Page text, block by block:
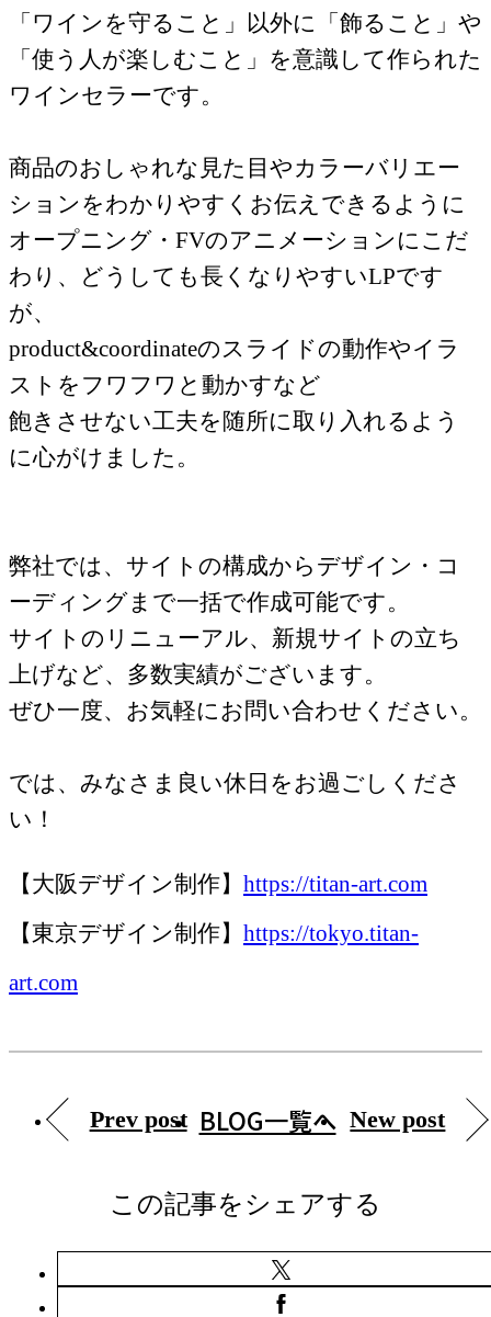
「ワインを守ること」以外に「飾ること」や
「使う人が楽しむこと」を意識して作られた
ワインセラーです。
商品のおしゃれな見た目やカラーバリエー
ションをわかりやすくお伝えできるように
オープニング・FVのアニメーションにこだ
わり、どうしても長くなりやすいLPです
が、
product&coordinateのスライドの動作やイラ
ストをフワフワと動かすなど
飽きさせない工夫を随所に取り入れるよう
に心がけました。
弊社では、サイトの構成からデザイン・コ
ーディングまで一括で作成可能です。
サイトのリニューアル、新規サイトの立ち
上げなど、多数実績がございます。
ぜひ一度、お気軽にお問い合わせください。
では、みなさま良い休日をお過ごしくださ
い！
【大阪デザイン制作】 https://titan-art.com
【東京デザイン制作】 https://tokyo.titan-
art.com
Prev post BLOG一覧へ New post
この記事をシェアする